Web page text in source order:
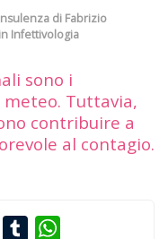
di Fabrizio
Infettivologia
sono i
Tuttavia,
contribuire a
al contagio.
LinkedInTumblr